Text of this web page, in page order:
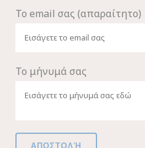
Το email σας (απαραίτητο)
Το μήνυμά σας